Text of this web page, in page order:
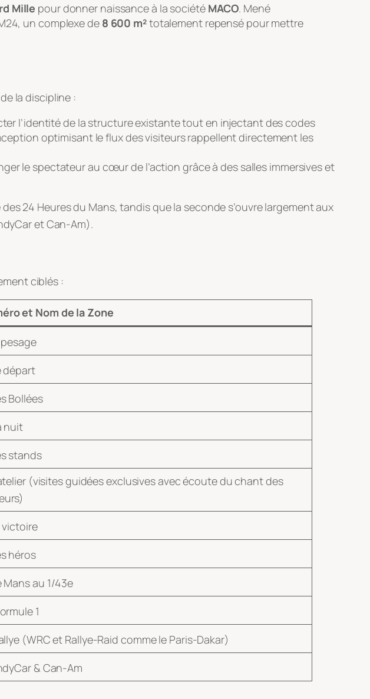
Mille pour donner naissance à la société MACO. Mené
un complexe de 8 600 m²totalement repensé pour mettre
la discipline :
l’identité de la structure existante tout en injectant des codes
optimisant le flux des visiteurs rappellent directement les
le spectateur au cœur de l’action grâce à des salles immersives et
24 Heures du Mans, tandis que la seconde s’ouvre largement aux
et Can-Am).
ciblés :
et Nom de la Zone
pesage
départ
Bollées
nuit
stands
(visites guidées exclusives avec écoute du chant des
victoire
héros
Mans au 1/43e
1
(WRC et Rallye-Raid comme le Paris-Dakar)
& Can-Am